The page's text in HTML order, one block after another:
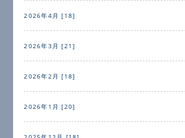
2026年4月 [18]
2026年3月 [21]
2026年2月 [18]
2026年1月 [20]